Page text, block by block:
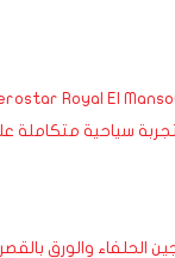
سياحية متكاملة
الحلفاء والورق